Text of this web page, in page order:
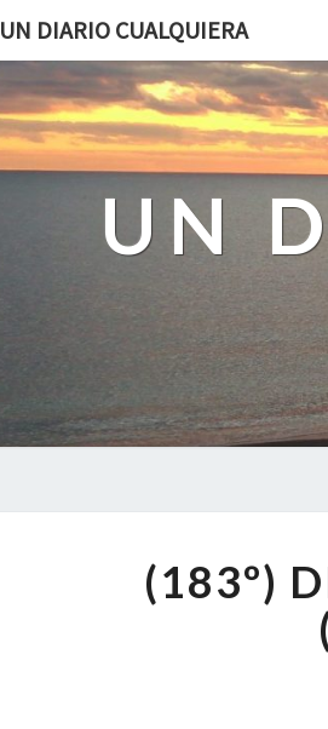
UN DIARIO CUALQUIERA
UN
(183º)